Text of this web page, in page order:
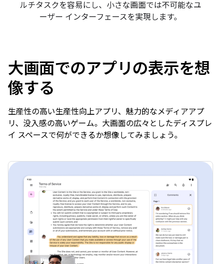
ルチタスクを容易にし、小さな画面では不可能なユ
ーザー インターフェースを実現します。
大画面でのアプリの表示を想
像する
生産性の高い生産性向上アプリ、魅力的なメディアアプ
リ、没入感の高いゲーム。大画面の広々としたディスプレ
イ スペースで何ができるか想像してみましょう。